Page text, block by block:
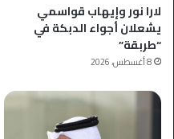
لارا نور وإيهاب قواسمي
يشعلان أجواء الدبكة في
“طربقة”
8 أغسطس، 2026